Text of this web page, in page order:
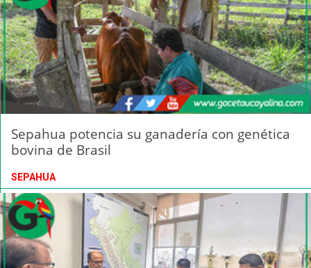
Sepahua potencia su ganadería con genética
bovina de Brasil
SEPAHUA